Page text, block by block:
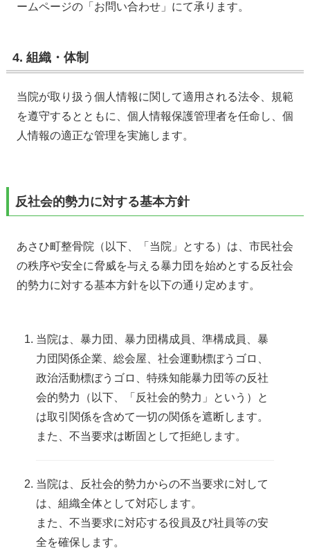
ームページの「お問い合わせ」にて承ります。
4. 組織・体制
当院が取り扱う個人情報に関して適用される法令、規範
を遵守するとともに、個人情報保護管理者を任命し、個
人情報の適正な管理を実施します。
反社会的勢力に対する基本方針
あさひ町整骨院（以下、「当院」とする）は、市民社会
の秩序や安全に脅威を与える暴力団を始めとする反社会
的勢力に対する基本方針を以下の通り定めます。
当院は、暴力団、暴力団構成員、準構成員、暴
力団関係企業、総会屋、社会運動標ぼうゴロ、
政治活動標ぼうゴロ、特殊知能暴力団等の反社
会的勢力（以下、「反社会的勢力」という）と
は取引関係を含めて一切の関係を遮断します。
また、不当要求は断固として拒絶します。
当院は、反社会的勢力からの不当要求に対して
は、組織全体として対応します。
また、不当要求に対応する役員及び社員等の安
全を確保します。